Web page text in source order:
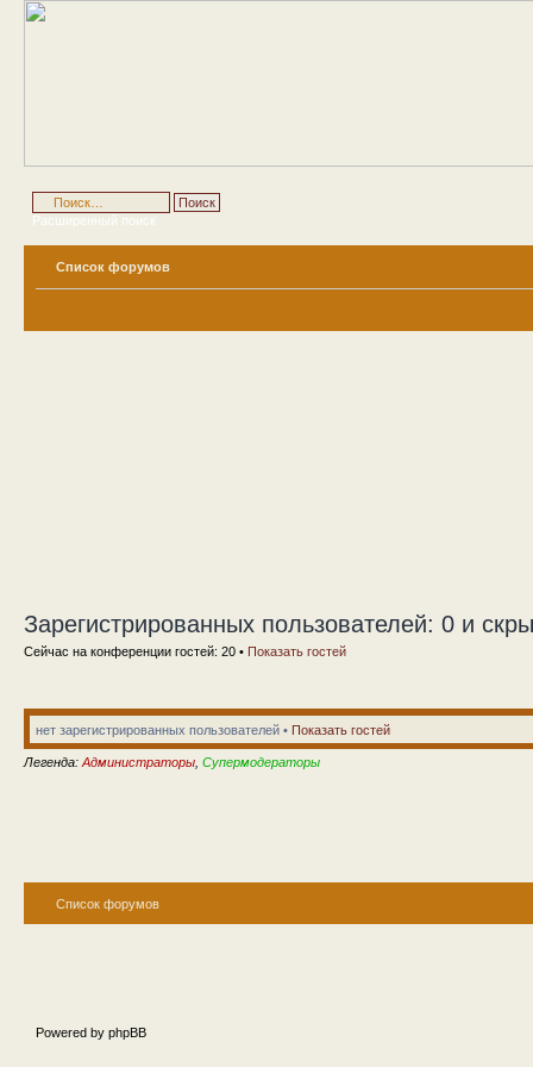
Расширенный поиск
Список форумов
Зарегистрированных пользователей: 0 и
Сейчас на конференции гостей: 20 • Показать гостей
нет зарегистрированных пользователей • Показать гостей
Легенда: Администраторы Супермодераторы
Список форумов
Powered by phpBB